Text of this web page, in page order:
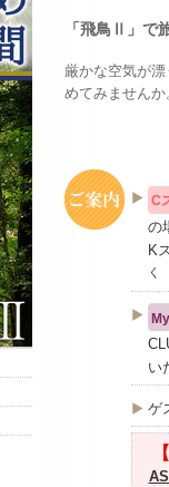
「飛鳥Ⅱ」で
厳かな空気が
めてみませんか
C
の
K
く
い
ゲ